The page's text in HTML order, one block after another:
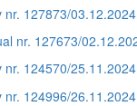
nr. 127873/03.12.2024
nr. 127673/
nr. 124570/25.11.2024
nr. 124996/26.11.2024